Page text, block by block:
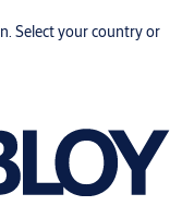
Select your country or